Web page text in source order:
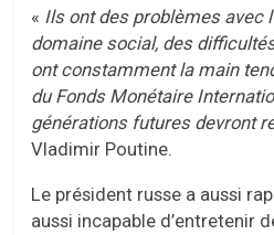
« Ils ont des problèmes avec
domaine social, des
ont constamment la main
du Fonds Monétaire
générations futures devront
Vladimir Poutine.
Le président russe a aussi
aussi incapable d’entretenir